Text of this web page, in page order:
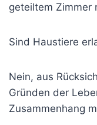
geteiltem Zimmer
Sind Haustiere
Nein, aus
Gründen der
Zusammenhang